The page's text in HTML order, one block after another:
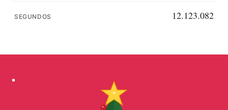
SEGUNDOS 12.123.081